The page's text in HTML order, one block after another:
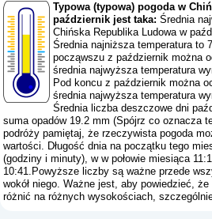
Typowa (typowa) pogoda w
październik jest taka: Średnia
Chińska Republika Ludowa w
Średnia najniższa temperatura
począwszu z październik można
średnia najwyższa temperatura
Pod koncu z październik można
średnia najwyższa temperatura
Średnia liczba deszczowe dni
suma opadów 19.2 mm (Spójrz co oznacza
podróży pamiętaj, że rzeczywista pogoda
wartości. Długość dnia na początku tego
(godziny i minuty), w w połowie miesiąca
10:41.Powyższe liczby są ważne przede
wokół niego. Ważne jest, aby powiedzieć,
różnić na różnych wysokościach,